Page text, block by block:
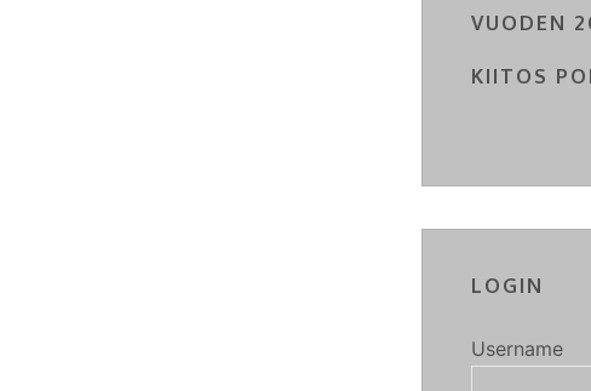
VUODEN
KIITOS
LOGIN
Username